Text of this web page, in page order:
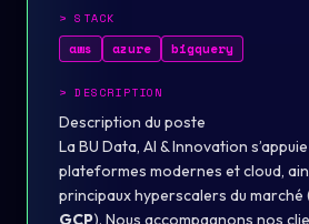
>STACK
aws azure bigquery
>DESCRIPTION
Description du poste
La BU Data, AI & Innovation
plateformes modernes et cloud,
principaux hyperscalers du marché
GCP). Nous accompagnons nos